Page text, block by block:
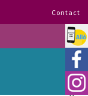
Contact
Allo